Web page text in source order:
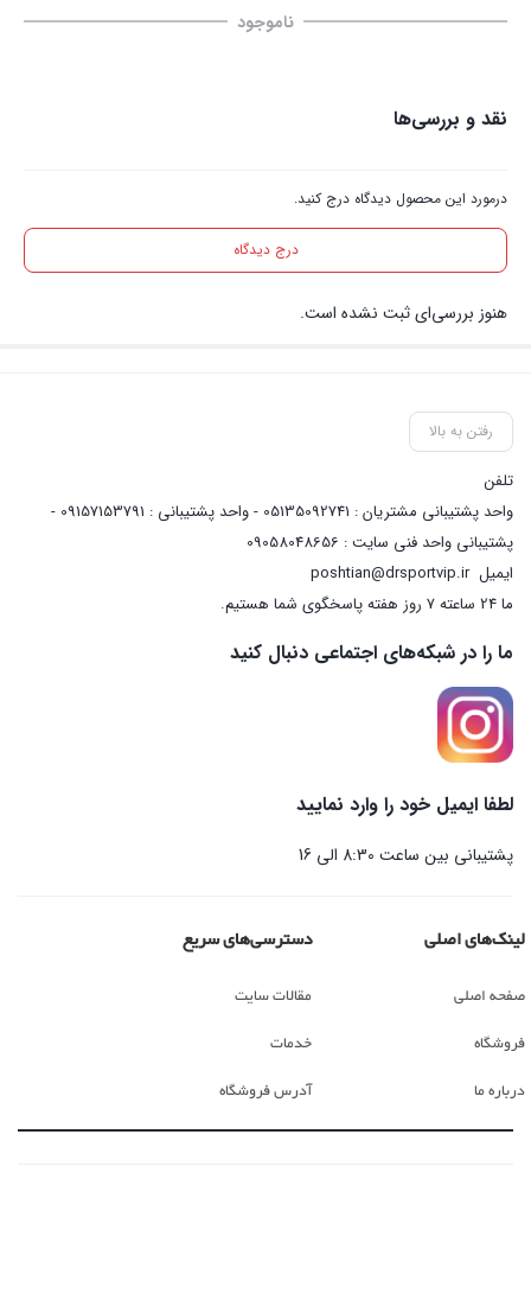
ناموجود
نقد و بررسی‌ها
درمورد این محصول دیدگاه درج کنید.
درج دیدگاه
هنوز بررسی‌ای ثبت نشده است.
رفتن به بالا
تلفن
واحد پشتیبانی مشتریان : 05135092741 - واحد پشتیبانی : 09157153791 -
پشتیبانی واحد فنی سایت : 09058048656
ایمیلposhtian@drsportvip.ir
ما 24 ساعته 7 روز هفته پاسخگوی شما هستیم.
ما را در شبکه‌های اجتماعی دنبال کنید
لطفا ایمیل خود را وارد نمایید
پشتیبانی بین ساعت 8:30 الی 16
لینک‌های اصلی
صفحه اصلی
فروشگاه
درباره ما
دسترسی‌های سریع
مقالات سایت
خدمات
آدرس فروشگاه